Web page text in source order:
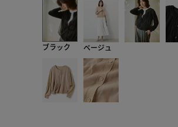
ブラック ベージュ